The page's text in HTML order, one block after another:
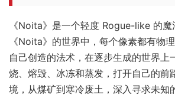
《Noita》是一个轻度 Rogue-like 的
《Noita》的世界中，每个像素都有物
自己创造的法术，在逐步生成的世界上
烧、熔毁、冰冻和蒸发，打开自己的前
境，从煤矿到寒冷废土，深入寻求未知